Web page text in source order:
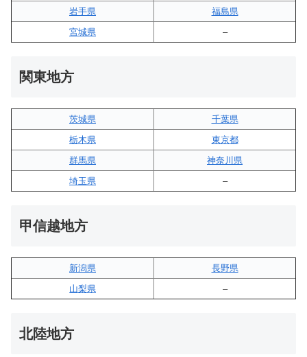
岩手県
福島県
宮城県
–
関東地方
茨城県
千葉県
栃木県
東京都
群馬県
神奈川県
埼玉県
–
甲信越地方
新潟県
長野県
山梨県
–
北陸地方